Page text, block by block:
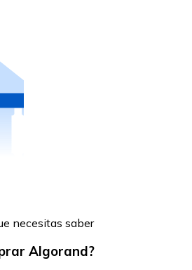
necesitas saber
Algorand?